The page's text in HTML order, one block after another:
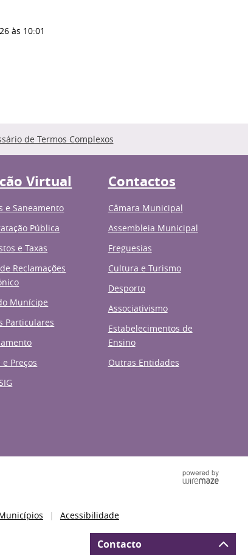
às 10:01
de Termos Complexos
Virtual
e Saneamento
Pública
e Taxas
Reclamações
Munícipe
Particulares
e Preços
Contactos
Câmara Municipal
Assembleia Municipal
Freguesias
Cultura e Turismo
Desporto
Associativismo
Estabelecimentos de
Ensino
Outras Entidades
Acessibilidade
Contacto